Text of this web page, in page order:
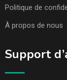
Politique de
À propos de nous
Support